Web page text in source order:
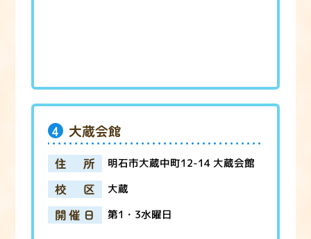
4 大蔵会館
住所 明石市大蔵中町12-14 大蔵会館
校区 大蔵
開催日 第1・3水曜日